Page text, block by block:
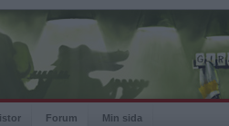
Forum Min sida